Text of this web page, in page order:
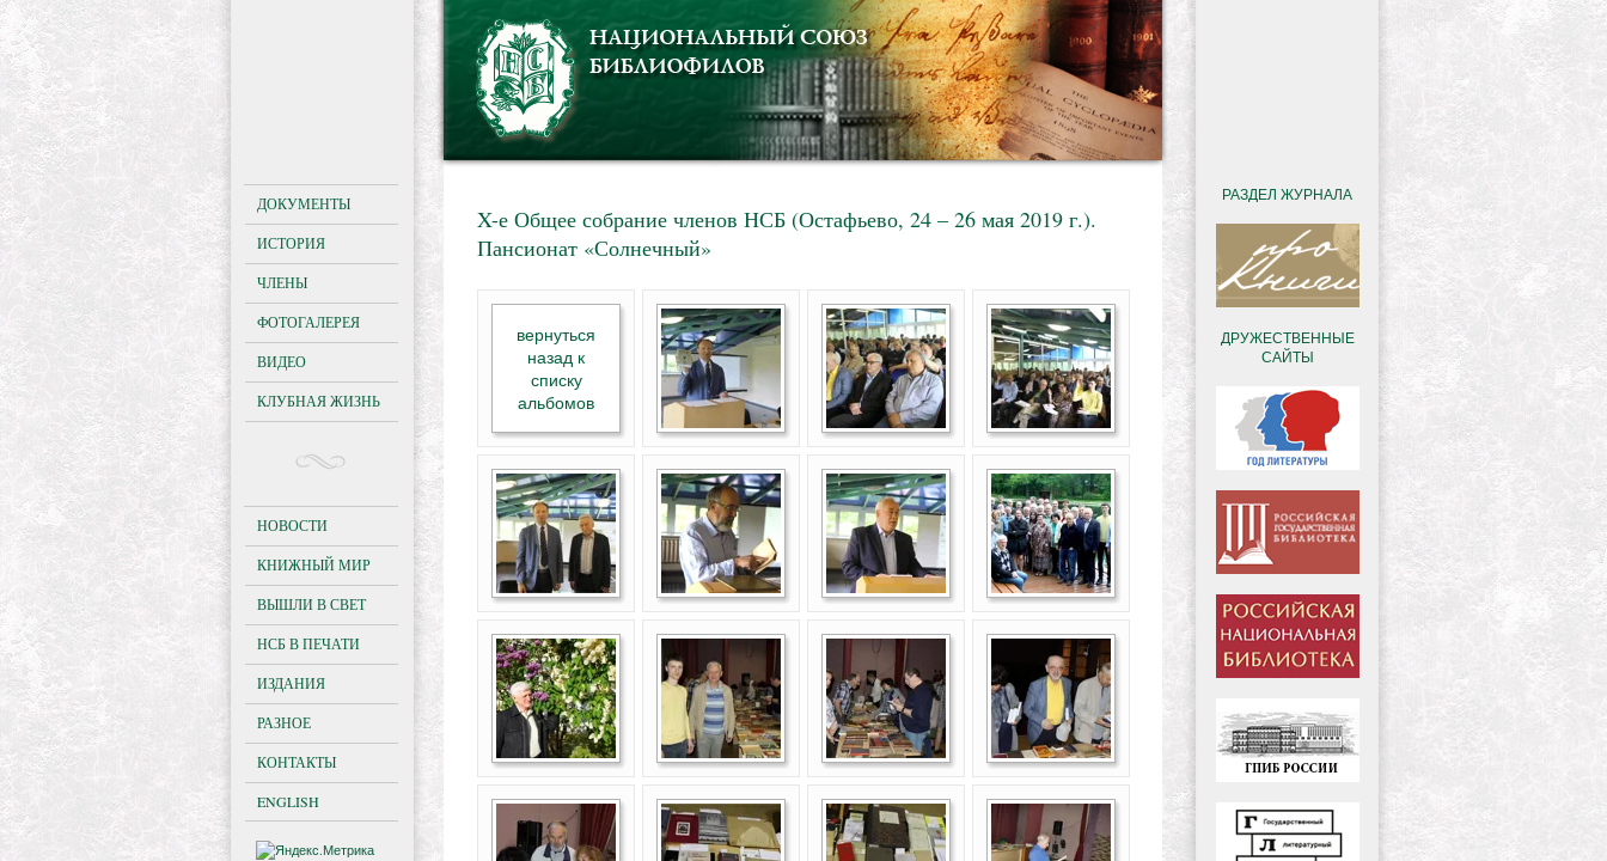
X-е Общее собрание членов НСБ (Остафьево, 24 – 26 мая 2019 г.).
Пансионат «Солнечный»
вернуться
назад к
списку
альбомов
ДОКУМЕНТЫ
ИСТОРИЯ
ЧЛЕНЫ
ФОТОГАЛЕРЕЯ
ВИДЕО
КЛУБНАЯ ЖИЗНЬ
НОВОСТИ
КНИЖНЫЙ МИР
ВЫШЛИ В СВЕТ
НСБ В ПЕЧАТИ
ИЗДАНИЯ
РАЗНОЕ
КОНТАКТЫ
ENGLISH
РАЗДЕЛ ЖУРНАЛА
ДРУЖЕСТВЕННЫЕ
САЙТЫ